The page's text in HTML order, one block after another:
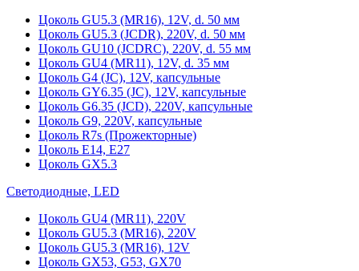
Цоколь GU5.3 (MR16), 12V, d. 50 мм
Цоколь GU5.3 (JCDR), 220V, d. 50 мм
Цоколь GU10 (JCDRC), 220V, d. 55 мм
Цоколь GU4 (MR11), 12V, d. 35 мм
Цоколь G4 (JC), 12V, капсульные
Цоколь GY6.35 (JC), 12V, капсульные
Цоколь G6.35 (JCD), 220V, капсульные
Цоколь G9, 220V, капсульные
Цоколь R7s (Прожекторные)
Цоколь E14, E27
Цоколь GX5.3
Светодиодные, LED
Цоколь GU4 (MR11), 220V
Цоколь GU5.3 (MR16), 220V
Цоколь GU5.3 (MR16), 12V
Цоколь GX53, G53, GX70